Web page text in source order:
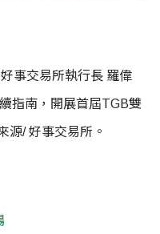
事交易所執行長 羅偉
指南，開展首屆TGB雙
源/ 好事交易所。